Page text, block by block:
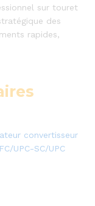
sur touret
des
rapides,